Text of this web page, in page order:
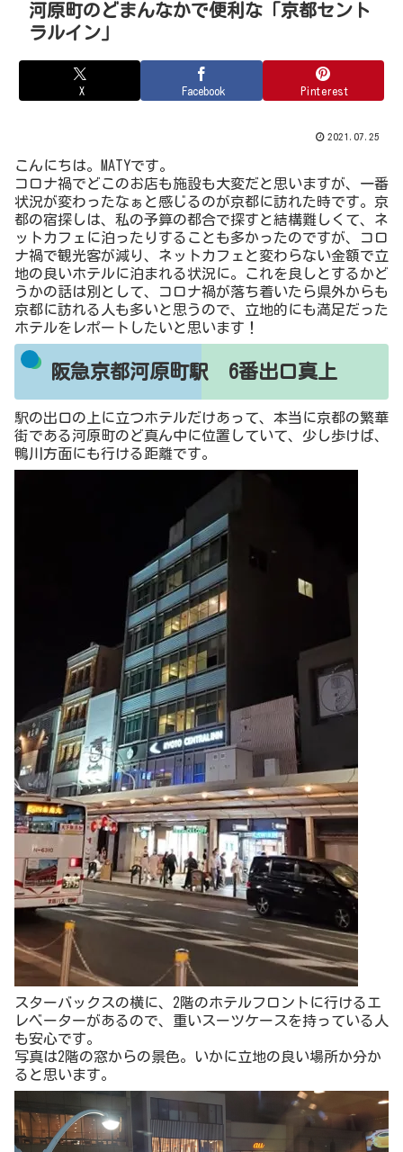
河原町のどまんなかで便利な「京都セント
ラルイン」
X Facebook Pinterest
2021.07.25
こんにちは。MATYです。
コロナ禍でどこのお店も施設も大変だと思いますが、一番
状況が変わったなぁと感じるのが京都に訪れた時です。京
都の宿探しは、私の予算の都合で探すと結構難しくて、ネ
ットカフェに泊ったりすることも多かったのですが、コロ
ナ禍で観光客が減り、ネットカフェと変わらない金額で立
地の良いホテルに泊まれる状況に。これを良しとするかど
うかの話は別として、コロナ禍が落ち着いたら県外からも
京都に訪れる人も多いと思うので、立地的にも満足だった
ホテルをレポートしたいと思います！
阪急京都河原町駅 6番出口真上
駅の出口の上に立つホテルだけあって、本当に京都の繁華
街である河原町のど真ん中に位置していて、少し歩けば、
鴨川方面にも行ける距離です。
スターバックスの横に、2階のホテルフロントに行けるエ
レベーターがあるので、重いスーツケースを持っている人
も安心です。
写真は2階の窓からの景色。いかに立地の良い場所か分か
ると思います。